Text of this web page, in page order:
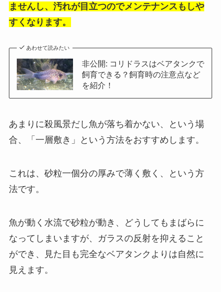
ませんし、汚れが目立つのでメンテナンスもしや
すくなります。
あわせて読みたい
非公開: コリドラスはベアタンクで
飼育できる？飼育時の注意点など
を紹介！
あまりに殺風景だし魚が落ち着かない、という場
合、「一層敷き」という方法をおすすめします。
これは、砂粒一個分の厚みで薄く敷く、という方
法です。
魚が動く水流で砂粒が動き、どうしてもまばらに
なってしまいますが、ガラスの反射を抑えること
ができ、見た目も完全なベアタンクよりは自然に
見えます。